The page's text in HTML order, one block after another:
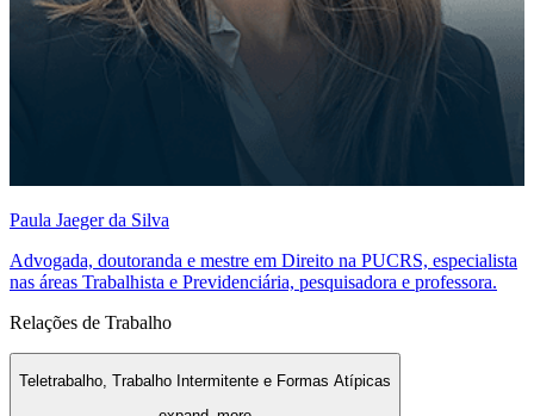
Paula Jaeger da Silva
Advogada, doutoranda e mestre em Direito na PUCRS, especialista
nas áreas Trabalhista e Previdenciária, pesquisadora e professora.
Relações de Trabalho
Teletrabalho, Trabalho Intermitente e Formas Atípicas